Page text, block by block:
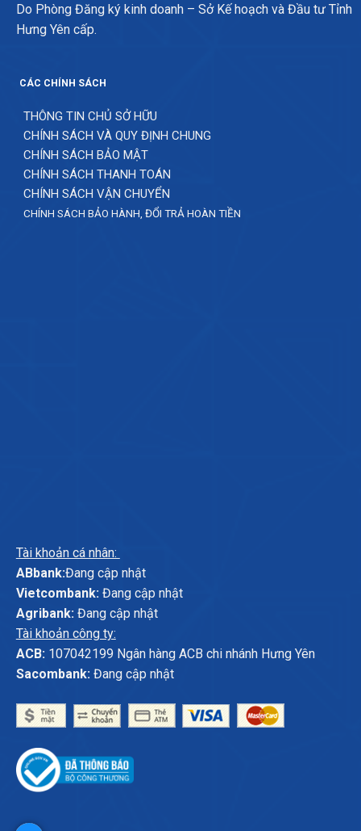
Do Phòng Đăng ký kinh doanh – Sở Kế hoạch và Đầu tư Tỉnh
Hưng Yên cấp.
CÁC CHÍNH SÁCH
THÔNG TIN CHỦ SỞ HỮU
CHÍNH SÁCH VÀ QUY ĐỊNH CHUNG
CHÍNH SÁCH BẢO MẬT
CHÍNH SÁCH THANH TOÁN
CHÍNH SÁCH VẬN CHUYỂN
CHÍNH SÁCH BẢO HÀNH, ĐỔI TRẢ HOÀN TIỀN
Tài khoản cá nhân:
ABbank:Đang cập nhật
Vietcombank:Đang cập nhật
Agribank:Đang cập nhật
Tài khoản công ty:
ACB:107042199 Ngân hàng ACB chi nhánh Hưng Yên
Sacombank:Đang cập nhật